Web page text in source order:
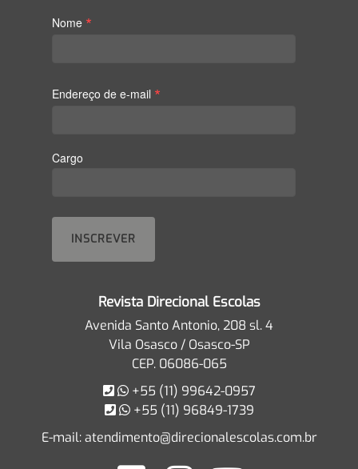
Nome *
Endereço de e-mail *
Cargo
Revista Direcional Escolas
Avenida Santo Antonio, 208 sl. 4
Vila Osasco / Osasco-SP
CEP. 06086-065
+55 (11) 99642-0957
+55 (11) 96849-1739
E-mail:atendimento@direcionalescolas.com.br